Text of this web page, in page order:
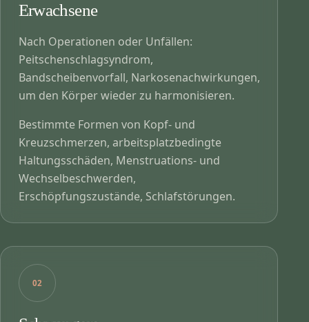
Erwachsene
Nach Operationen oder Unfällen:
Peitschenschlagsyndrom,
Bandscheibenvorfall, Narkosenachwirkungen,
um den Körper wieder zu harmonisieren.
Bestimmte Formen von Kopf- und
Kreuzschmerzen, arbeitsplatzbedingte
Haltungsschäden, Menstruations- und
Wechselbeschwerden,
Erschöpfungszustände, Schlafstörungen.
02